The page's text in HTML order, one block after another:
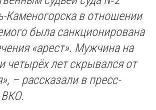
Каменогорска в отношении
была санкционирована
«арест». Мужчина на
четырёх лет скрывался от
– рассказали в пресс-